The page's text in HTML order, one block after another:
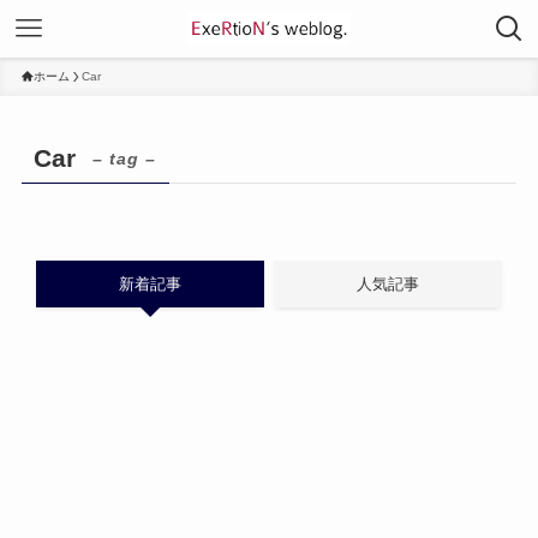
ホーム Car
Car – tag –
新着記事 人気記事